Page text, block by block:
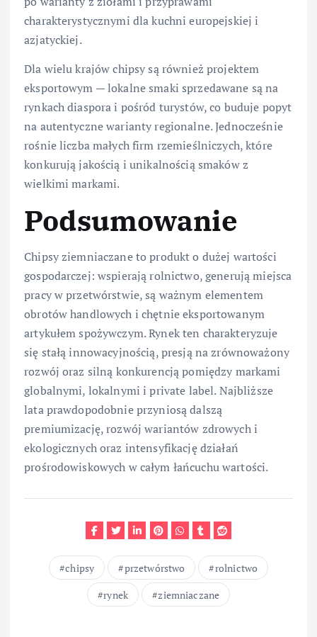
charakterystycznymi dla kuchni europejskiej i
azjatyckiej.
Dla wielu krajów chipsy są również projektem
eksportowym — lokalne smaki sprzedawane są na
rynkach diaspora i pośród turystów, co buduje popyt
na autentyczne warianty regionalne. Jednocześnie
rośnie liczba małych firm rzemieślniczych, które
konkurują jakością i unikalnością smaków z
wielkimi markami.
Podsumowanie
Chipsy ziemniaczane to produkt o dużej wartości
gospodarczej: wspierają rolnictwo, generują miejsca
pracy w przetwórstwie, są ważnym elementem
obrotów handlowych i chętnie eksportowanym
artykułem spożywczym. Rynek ten charakteryzuje
się stałą innowacyjnością, presją na zrównoważony
rozwój oraz silną konkurencją pomiędzy markami
globalnymi, lokalnymi i private label. Najbliższe
lata prawdopodobnie przyniosą dalszą
premiumizację, rozwój wariantów zdrowych i
ekologicznych oraz intensyfikację działań
prośrodowiskowych w całym łańcuchu wartości.
chipsy przetwórstwo
rolnictwo
rynek
ziemniaczane